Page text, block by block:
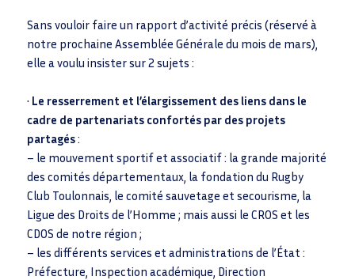
Sans vouloir faire un rapport d’activité précis (réservé à
notre prochaine Assemblée Générale du mois de mars),
elle a voulu insister sur 2 sujets :
• Le resserrement et l’élargissement des liens dans le
cadre de partenariats confortés par des projets
partagés:
– le mouvement sportif et associatif : la grande majorité
des comités départementaux, la fondation du Rugby
Club Toulonnais, le comité sauvetage et secourisme, la
Ligue des Droits de l’Homme ; mais aussi le CROS et les
CDOS de notre région ;
– les différents services et administrations de l’État :
Préfecture, Inspection académique, Direction